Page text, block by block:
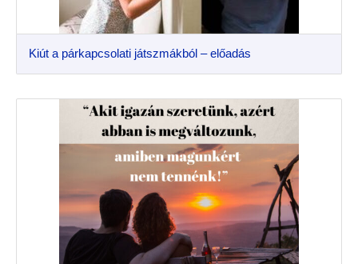
Kiút a párkapcsolati játszmákból – előadás